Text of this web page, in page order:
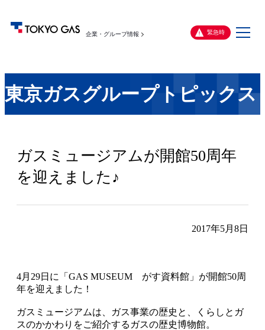
企業・グループ情報 緊急時
メ
東京ガスグループトピックス
ガスミュージアムが開館50周年
を迎えました♪
2017年5月8日
4月29日に「GAS MUSEUM がす資料館」が開館50周
年を迎えました！
ガスミュージアムは、ガス事業の歴史と、くらしとガ
スのかかわりをご紹介するガスの歴史博物館。